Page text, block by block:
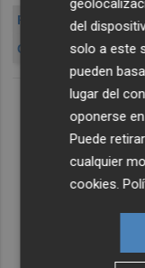
PUENTE PULASKI
CONTRATOS DE
del
solo a este
pueden
lugar del
oponerse
Puede
cualquier
cookies .